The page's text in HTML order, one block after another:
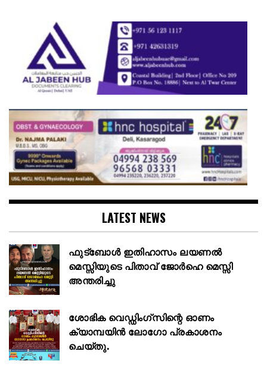
LATEST NEWS
ഫുട്ബോൾ ഇതിഹാസം ലയണൽ
മെസ്സിയുടെ പിതാവ് ജോർഹെ മെസ്സി
അന്തരിച്ചു
ശോഭിക വെഡ്ഡിംഗ്സിന്റെ ഓണം
ക്യാമ്പയിൻ ലോഗോ പ്രകാശനം
ചെയ്തു.